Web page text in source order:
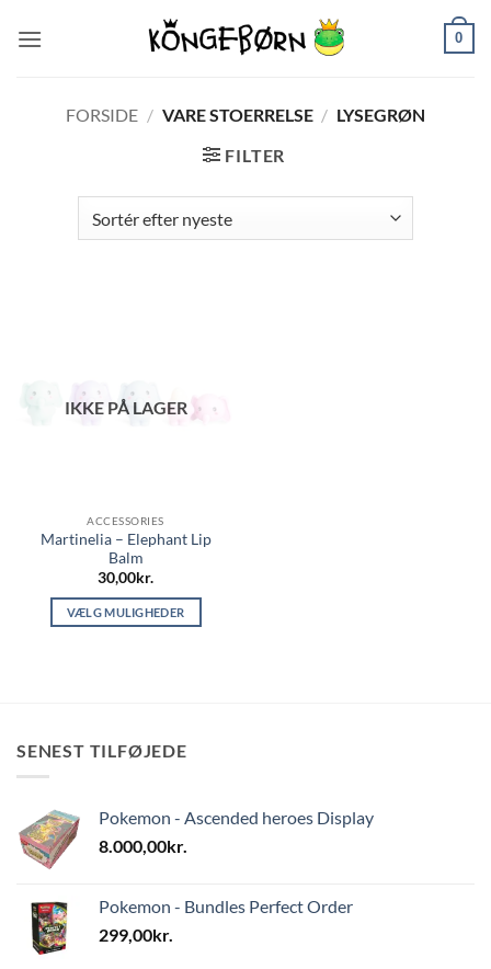
0
FORSIDE / VARE STOERRELSE / LYSEGRØN
FILTER
IKKE PÅ LAGER
ACCESSORIES
Martinelia – Elephant Lip
Balm
30,00kr.
VÆLG MULIGHEDER
Mulighederne
på
varesiden
SENEST TILFØJEDE
Pokemon - Ascended heroes Display
8.000,00kr.
Pokemon - Bundles Perfect Order
299,00kr.